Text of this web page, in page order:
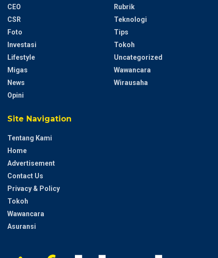
CEO
CSR
Foto
Investasi
Lifestyle
Migas
News
Opini
Rubrik
Teknologi
Tips
Tokoh
Uncategorized
Wawancara
Wirausaha
Site Navigation
Tentang Kami
Home
Advertisement
Contact Us
Privacy & Policy
Tokoh
Wawancara
Asuransi